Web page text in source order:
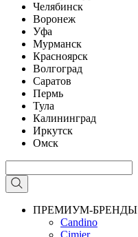
Челябинск
Воронеж
Уфа
Мурманск
Красноярск
Волгоград
Саратов
Пермь
Тула
Калининград
Иркутск
Омск
ПРЕМИУМ-БРЕНДЫ
Candino
Cimier